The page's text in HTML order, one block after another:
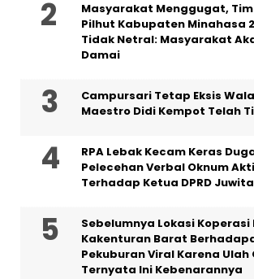
Masyarakat Menggugat,
Pilhut Kabupaten Minahasa
Tidak Netral: Masyarakat
Damai
Campursari Tetap Eksis
Maestro Didi Kempot Telah
RPA Lebak Kecam Keras
Pelecehan Verbal Oknum
Terhadap Ketua DPRD
Sebelumnya Lokasi Koperasi
Kakenturan Barat
Pekuburan Viral Karena Ulah
Ternyata Ini Kebenarannya